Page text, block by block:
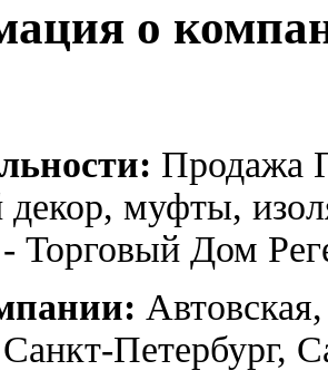
о
Продажа
муфты,
Торговый Дом
Петербург,